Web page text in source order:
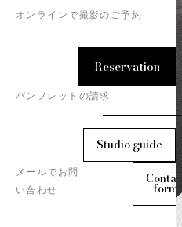
オンラインで撮影のご予約
Reservation
パンフレットの請求
Studio guide
メールでお問
い合わせ
Contact
form